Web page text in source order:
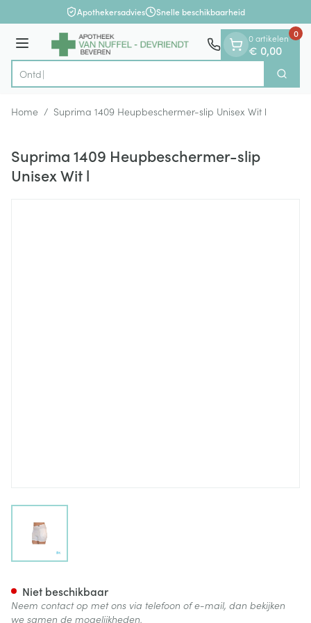
Ga naar de inhoudApothekersadvies Snelle beschikbaarheid
Menu
Product, merk, categorie...
Zoek
0 artikelen
€ 0,00
0
Home / Suprima 1409 Heupbeschermer-slip Unisex Wit l
Suprima 1409 Heupbeschermer-slip
Unisex Wit l
Niet beschikbaar
Neem contact op met ons via telefoon of e-mail, dan bekijken
we samen de mogelijkheden.